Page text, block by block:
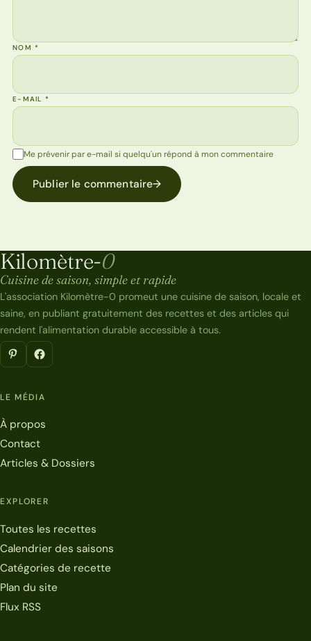
NOM*
E-MAIL*
Me prévenir par e-mail si quelqu'un répond à mon commentaire
Publier le commentaire→
Kilomètre-0
Kilomètre-0
Cuisine de saison, simple et rapide
L'association Kilomètre-0 promeut une cuisine de saison, locale et
saine, en publiant gratuitement des recettes et des articles qui
rendent l'alimentation durable accessible à tous.
LE MÉDIA
À propos
Contact
Articles & Dossiers
EXPLORER
Toutes les recettes
Calendrier des saisons
Catégories de recette
Plan du site
Flux RSS